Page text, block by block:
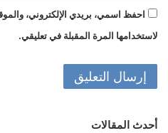
احفظ اسمي، بريدي الإلكتروني،
لاستخدامها المرة المقبلة في تعليقي.
أحدث المقالات